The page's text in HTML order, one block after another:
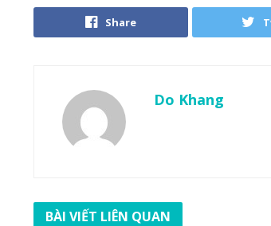
Share
Do Khang
BÀI VIẾT LIÊN QUAN